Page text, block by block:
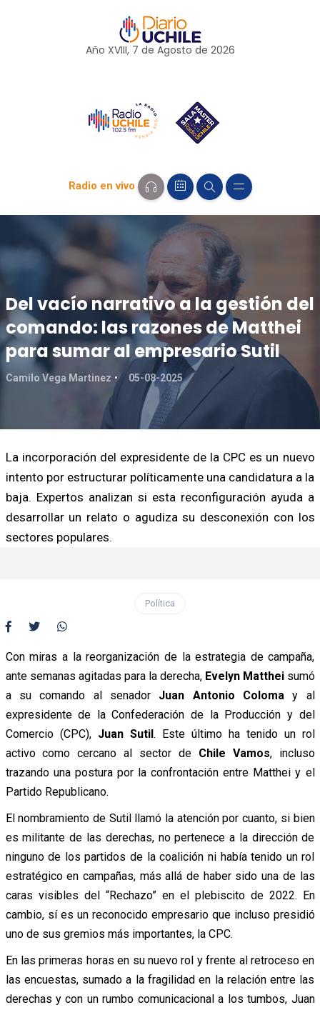
Año XVIII, 7 de Agosto de 2026
Radio en vivo
Del vacío narrativo a la gestión del
comando: las razones de Matthei
para sumar al empresario Sutil
Camilo Vega Martinez 05-08-2025
La incorporación del expresidente de la CPC es un nuevo
intento por estructurar políticamente una candidatura a la
baja. Expertos analizan si esta reconfiguración ayuda a
desarrollar un relato o agudiza su desconexión con los
sectores populares.
Política
Con miras a la reorganización de la estrategia de campaña,
ante semanas agitadas para la derecha, Evelyn Mattheisumó
a su comando al senadorJuan Antonio Coloma y al
expresidente de la Confederación de la Producción y del
Comercio (CPC), Juan Sutil. Este último ha tenido un rol
activo como cercano al sector de Chile Vamos, incluso
trazando una postura por la confrontación entre Matthei y el
Partido Republicano.
El nombramiento de Sutil llamó la atención por cuanto, si bien
es militante de las derechas, no pertenece a la dirección de
ninguno de los partidos de la coalición ni había tenido un rol
estratégico en campañas, más allá de haber sido una de las
caras visibles del “Rechazo” en el plebiscito de 2022. En
cambio, sí es un reconocido empresario que incluso presidió
uno de sus gremios más importantes, la CPC.
En las primeras horas en su nuevo rol y frente al retroceso en
las encuestas, sumado a la fragilidad en la relación entre las
derechas y con un rumbo comunicacional a los tumbos, Juan